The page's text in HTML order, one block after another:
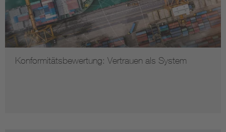
Konformitätsbewertung: Vertrauen als System